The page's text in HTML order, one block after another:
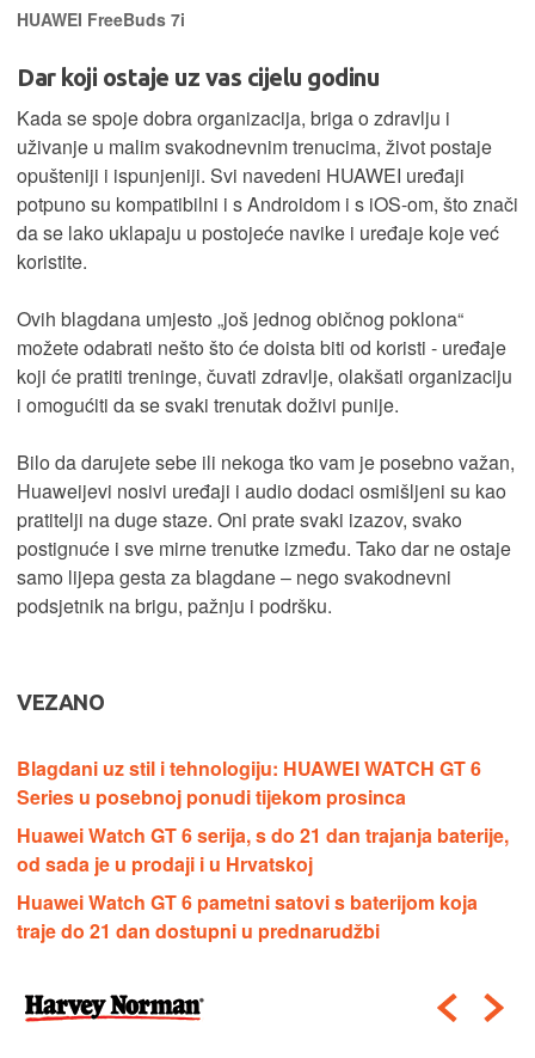
HUAWEI FreeBuds 7i
Dar koji ostaje uz vas cijelu godinu
Kada se spoje dobra organizacija, briga o zdravlju i
uživanje u malim svakodnevnim trenucima, život postaje
opušteniji i ispunjeniji. Svi navedeni HUAWEI uređaji
potpuno su kompatibilni i s Androidom i s iOS-om, što znači
da se lako uklapaju u postojeće navike i uređaje koje već
koristite.
Ovih blagdana umjesto „još jednog običnog poklona“
možete odabrati nešto što će doista biti od koristi - uređaje
koji će pratiti treninge, čuvati zdravlje, olakšati organizaciju
i omogućiti da se svaki trenutak doživi punije.
Bilo da darujete sebe ili nekoga tko vam je posebno važan,
Huaweijevi nosivi uređaji i audio dodaci osmišljeni su kao
pratitelji na duge staze. Oni prate svaki izazov, svako
postignuće i sve mirne trenutke između. Tako dar ne ostaje
samo lijepa gesta za blagdane – nego svakodnevni
podsjetnik na brigu, pažnju i podršku.
VEZANO
Blagdani uz stil i tehnologiju: HUAWEI WATCH GT 6
Series u posebnoj ponudi tijekom prosinca
Huawei Watch GT 6 serija, s do 21 dan trajanja baterije,
od sada je u prodaji i u Hrvatskoj
Huawei Watch GT 6 pametni satovi s baterijom koja
traje do 21 dan dostupni u prednarudžbi